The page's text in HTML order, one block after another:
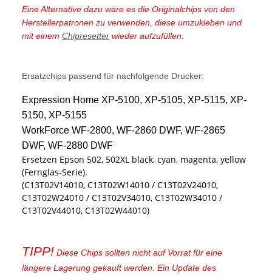
Eine Alternative dazu wäre es die Originalchips von den
Herstellerpatronen zu verwenden, diese umzukleben und
mit einem Chipresetter wieder aufzufüllen.
Ersatzchips passend für nachfolgende Drucker:
Expression Home XP-5100, XP-5105, XP-5115, XP-
5150, XP-5155
WorkForce WF-2800, WF-2860 DWF, WF-2865
DWF, WF-2880 DWF
Ersetzen Epson 502, 502XL black, cyan, magenta, yellow
(Fernglas-Serie).
(C13T02V14010, C13T02W14010 / C13T02V24010,
C13T02W24010 / C13T02V34010, C13T02W34010 /
C13T02V44010, C13T02W44010)
TIPP! Diese Chips sollten nicht auf Vorrat für eine
längere Lagerung gekauft werden. Ein Update des